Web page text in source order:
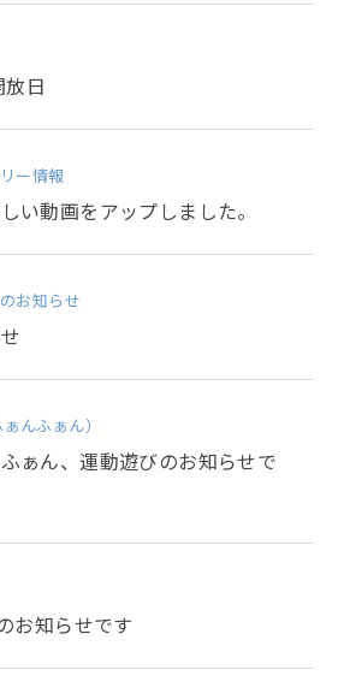
日
ー情報
い動画をアップしました。
お知らせ
んふぁん）
ぁん、運動遊びのお知らせで
お知らせです